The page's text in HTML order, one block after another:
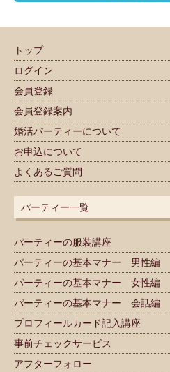
トップ
ログイン
会員登録
会員登録案内
婚活パーティーについて
お申込について
よくあるご質問
パーティー一覧
パーティーの服装講座
パーティーの基本マナー 男性編
パーティーの基本マナー 女性編
パーティーの基本マナー 会話編
プロフィールカード記入講座
事前チェックサービス
アフターフォロー